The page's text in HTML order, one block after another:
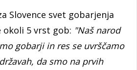
Slovence svet gobarjenja
okoli 5 vrst gob: "Naš narod
gobarji in res se uvrščamo
da smo na prvih